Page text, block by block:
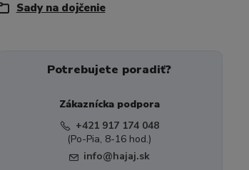
Sady na dojčenie
Potrebujete poradiť?
Zákaznícka podpora
+421 917 174 048
(Po-Pia, 8-16 hod.)
info@hajaj.sk